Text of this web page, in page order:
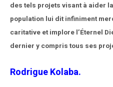
des tels projets visant à aider
population lui dit infiniment
caritative et implore l’Éternel
dernier y compris tous ses
Rodrigue Kolaba.